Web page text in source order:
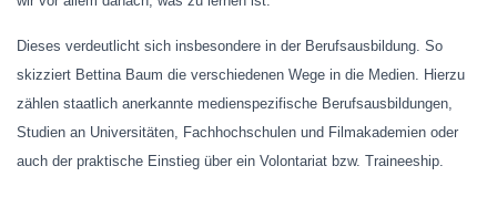
Dieses verdeutlicht sich insbesondere in der Berufsausbildung. So
skizziert Bettina Baum die verschiedenen Wege in die Medien. Hierzu
zählen staatlich anerkannte medienspezifische Berufsausbildungen,
Studien an Universitäten, Fachhochschulen und Filmakademien oder
auch der praktische Einstieg über ein Volontariat bzw. Traineeship.